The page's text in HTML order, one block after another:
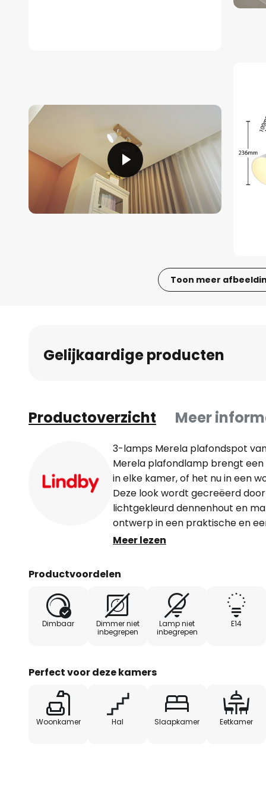
Toon meer
vanGelijkaardige producten
Productoverzicht Meer
3-lamps Merela plafondspot
Merela plafondlamp brengt
in elke kamer, of het nu in een
Deze look wordt gecreëerd
lichtgekleurd dennenhout en
ontwerp in een praktische en
drie spots kan afzonderlijk
Meer lezen
Productvoordelen
Dimbaar
Dimmer niet
inbegrepen
Lamp niet
inbegrepen
E14
Perfect voor deze kamers
Woonkamer Hal Slaapkamer Eetkamer